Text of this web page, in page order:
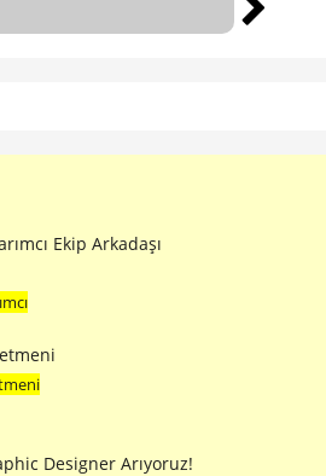
Ekip Arkadaşı
Designer Arıyoruz!